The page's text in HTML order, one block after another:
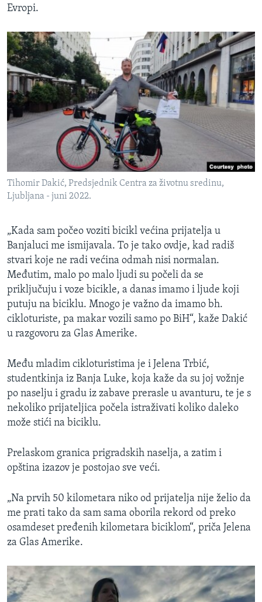
Evropi.
Tihomir Dakić, Predsjednik Centra za životnu sredinu,
Ljubljana - juni 2022.
„Kada sam počeo voziti bicikl većina prijatelja u
Banjaluci me ismijavala. To je tako ovdje, kad radiš
stvari koje ne radi većina odmah nisi normalan.
Međutim, malo po malo ljudi su počeli da se
priključuju i voze bicikle, a danas imamo i ljude koji
putuju na biciklu. Mnogo je važno da imamo bh.
cikloturiste, pa makar vozili samo po BiH“, kaže Dakić
u razgovoru za Glas Amerike.
Među mladim cikloturistima je i Jelena Trbić,
studentkinja iz Banja Luke, koja kaže da su joj vožnje
po naselju i gradu iz zabave prerasle u avanturu, te je s
nekoliko prijateljica počela istraživati koliko daleko
može stići na biciklu.
Prelaskom granica prigradskih naselja, a zatim i
opština izazov je postojao sve veći.
„Na prvih 50 kilometara niko od prijatelja nije želio da
me prati tako da sam sama oborila rekord od preko
osamdeset pređenih kilometara biciklom“, priča Jelena
za Glas Amerike.